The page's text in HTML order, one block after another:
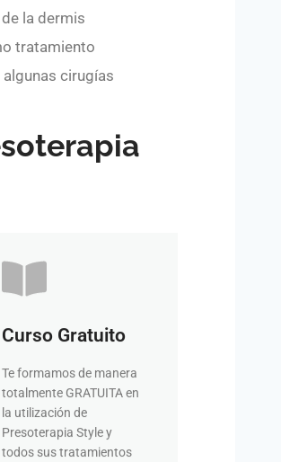
la dermis
tratamiento
cirugías
Curso Gratuito
Te formamos de manera
totalmente GRATUITA en
la utilización de
Presoterapia Style y
todos sus tratamientos
Formación
bonificada
Si además quieres
formarte en otros
bonificadas